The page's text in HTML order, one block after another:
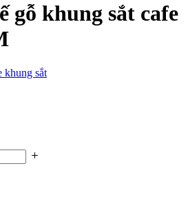
gỗ khung sắt cafe
khung sắt